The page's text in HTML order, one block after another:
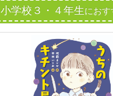
小学校３・４年生におす